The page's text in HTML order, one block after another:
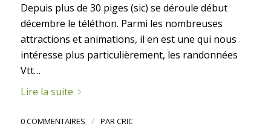
Depuis plus de 30 piges (sic) se déroule début
décembre le téléthon. Parmi les nombreuses
attractions et animations, il en est une qui nous
intéresse plus particulièrement, les randonnées
Vtt…
Lire la suite
0 COMMENTAIRES / PARCRIC